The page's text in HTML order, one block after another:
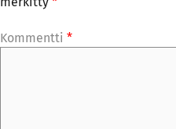
Kommentti *